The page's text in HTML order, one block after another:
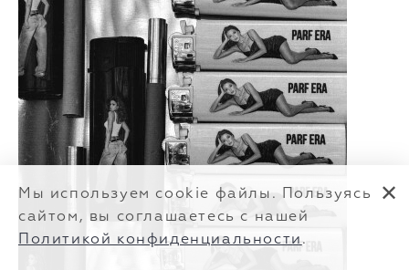
Мы используем cookie файлы. Пользуясь
сайтом, вы соглашаетесь с нашей
Политикой конфиденциальности .
✕